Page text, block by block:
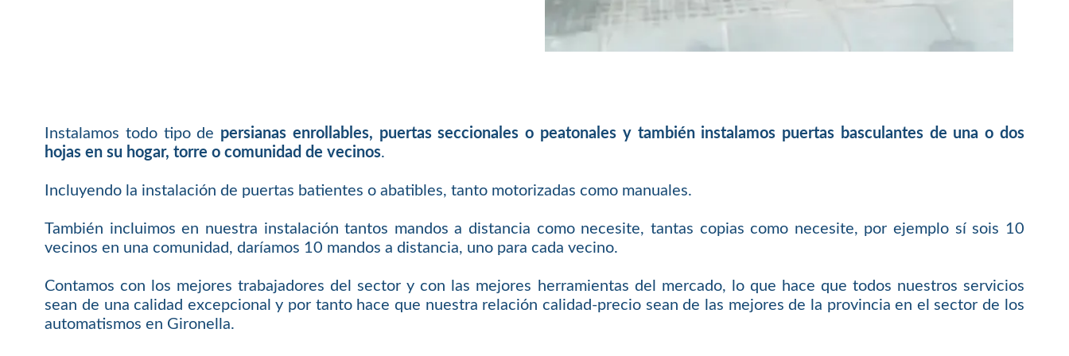
Instalamos todo tipo de persianas enrollables, puertas seccionales o peatonales y también instalamos puertas basculantes de una o dos
hojas en su hogar, torre o comunidad de vecinos.
Incluyendo la instalación de puertas batientes o abatibles, tanto motorizadas como manuales.
También incluimos en nuestra instalación tantos mandos a distancia como necesite, tantas copias como necesite, por ejemplo sí sois 10
vecinos en una comunidad, daríamos 10 mandos a distancia, uno para cada vecino.
Contamos con los mejores trabajadores del sector y con las mejores herramientas del mercado, lo que hace que todos nuestros servicios
sean de una calidad excepcional y por tanto hace que nuestra relación calidad-precio sean de las mejores de la provincia en el sector de los
automatismos en Gironella.